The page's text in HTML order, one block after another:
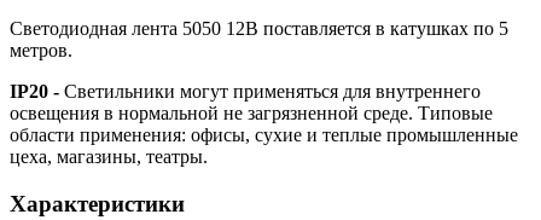
Светодиодная лента 5050 12В поставляется в катушках по 5
метров.
IP20 - Светильники могут применяться для внутреннего
освещения в нормальной не загрязненной среде. Типовые
области применения: офисы, сухие и теплые промышленные
цеха, магазины, театры.
Характеристики